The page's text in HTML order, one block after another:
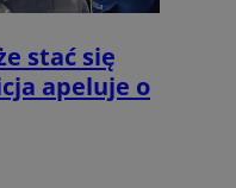
stać się
apeluje o